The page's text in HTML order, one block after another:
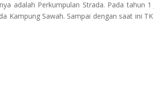
adalah Perkumpulan Strada. Pada tahun
Kampung Sawah. Sampai dengan saat ini